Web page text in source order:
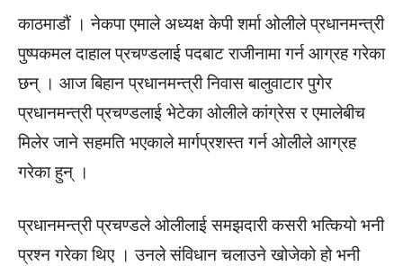
काठमाडौं । नेकपा एमाले अध्यक्ष केपी शर्मा ओलीले प्रधानमन्त्री
पुष्पकमल दाहाल प्रचण्डलाई पदबाट राजीनामा गर्न आग्रह गरेका
छन् । आज बिहान प्रधानमन्त्री निवास बालुवाटार पुगेर
प्रधानमन्त्री प्रचण्डलाई भेटेका ओलीले कांग्रेस र एमालेबीच
मिलेर जाने सहमति भएकाले मार्गप्रशस्त गर्न ओलीले आग्रह
गरेका हुन् ।
प्रधानमन्त्री प्रचण्डले ओलीलाई समझदारी कसरी भत्कियो भनी
प्रश्न गरेका थिए । उनले संविधान चलाउने खोजेको हो भनी